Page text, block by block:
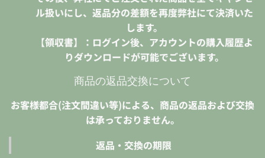
ル扱いにし、返品分の差額を再度弊社にて決済いた
します。
【領収書】：ログイン後、アカウントの購入履歴よ
りダウンロードが可能でございます。
商品の返品交換について
お客様都合(注文間違い等)による、商品の返品および交換
は承っておりません。
返品・交換の期限